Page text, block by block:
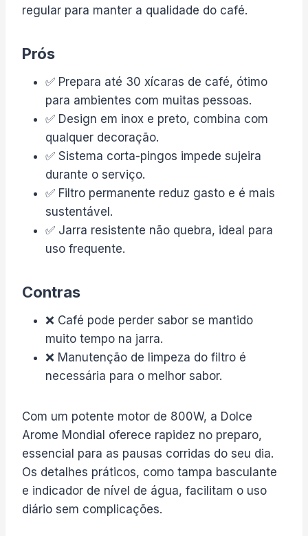
regular para manter a qualidade do café.
Prós
✅ Prepara até 30 xícaras de café, ótimo
para ambientes com muitas pessoas.
✅ Design em inox e preto, combina com
qualquer decoração.
✅ Sistema corta-pingos impede sujeira
durante o serviço.
✅ Filtro permanente reduz gasto e é mais
sustentável.
✅ Jarra resistente não quebra, ideal para
uso frequente.
Contras
❌ Café pode perder sabor se mantido
muito tempo na jarra.
❌ Manutenção de limpeza do filtro é
necessária para o melhor sabor.
Com um potente motor de 800W, a Dolce
Arome Mondial oferece rapidez no preparo,
essencial para as pausas corridas do seu dia.
Os detalhes práticos, como tampa basculante
e indicador de nível de água, facilitam o uso
diário sem complicações.